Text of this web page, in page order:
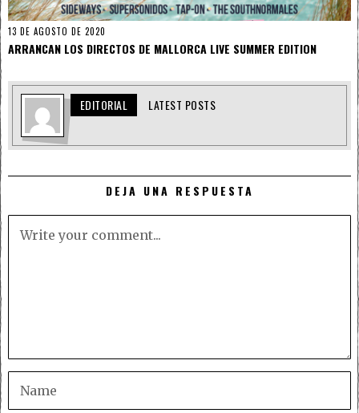
13 DE AGOSTO DE 2020
ARRANCAN LOS DIRECTOS DE MALLORCA LIVE SUMMER EDITION
EDITORIAL LATEST POSTS
DEJA UNA RESPUESTA